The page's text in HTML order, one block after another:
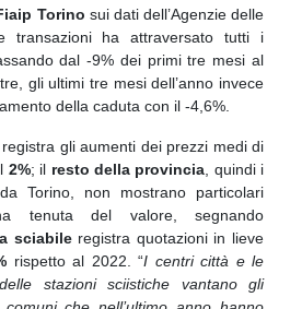
Torino sui dati dell’Agenzie delle
transazioni ha attraversato tutti i
dal -9% dei primi tre mesi al
gli ultimi tre mesi dell’anno invece
della caduta con il -4,6%.
registra gli aumenti dei prezzi medi di
2%; il resto della provincia , quindi i
Torino, non mostrano particolari
tenuta del valore, segnando
sciabileregistra quotazioni in lieve
rispetto al 2022. “I centri città e le
stazioni sciistiche vantano gli